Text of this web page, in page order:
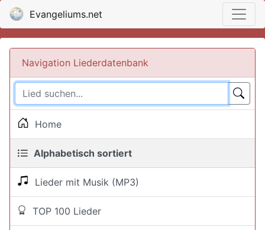
Evangeliums.net
Navigation Liederdatenbank
Home
Alphabetisch sortiert
Lieder mit Musik (MP3)
TOP 100 Lieder